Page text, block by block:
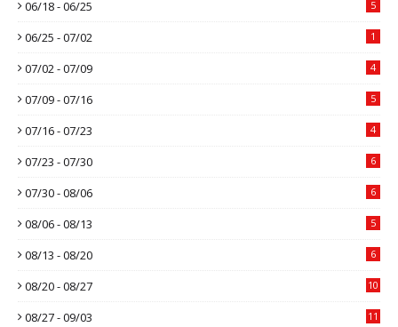
06/18 - 06/25 5
06/25 - 07/02 1
07/02 - 07/09 4
07/09 - 07/16 5
07/16 - 07/23 4
07/23 - 07/30 6
07/30 - 08/06 6
08/06 - 08/13 5
08/13 - 08/20 6
08/20 - 08/27 10
08/27 - 09/03 11